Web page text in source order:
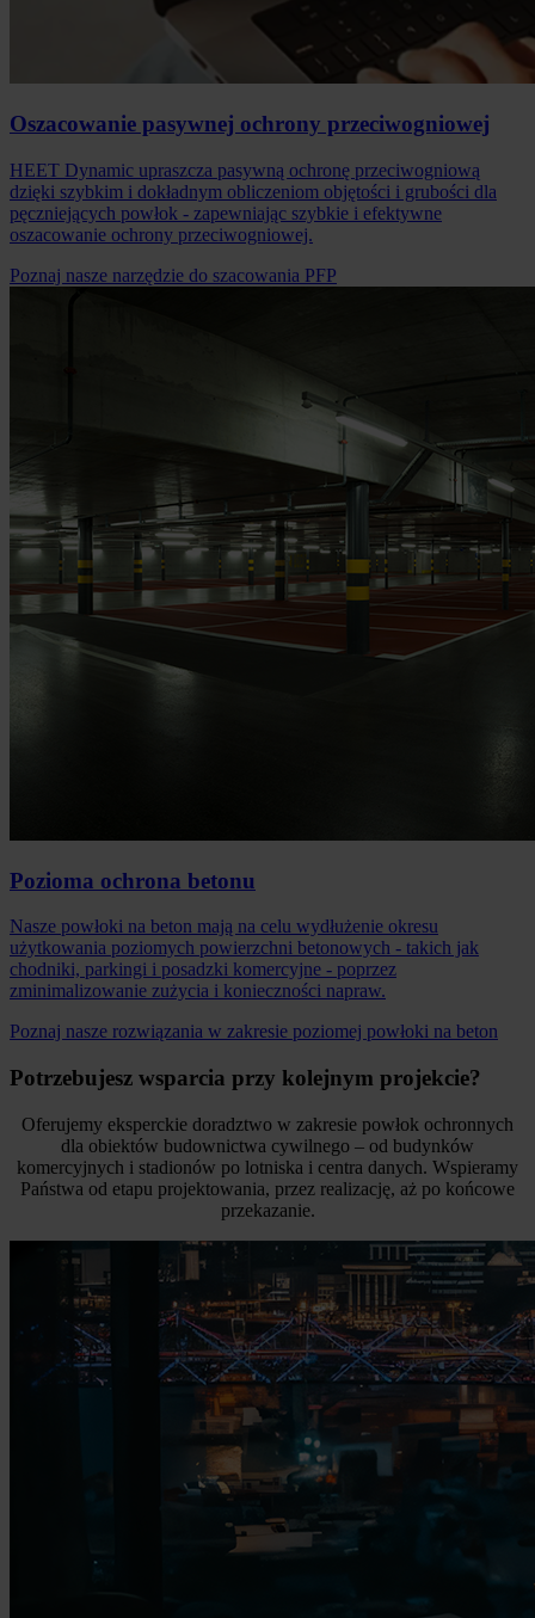
Oszacowanie pasywnej ochrony przeciwogniowej
HEET Dynamic upraszcza pasywną ochronę przeciwogniową
dzięki szybkim i dokładnym obliczeniom objętości i grubości dla
pęczniejących powłok - zapewniając szybkie i efektywne
oszacowanie ochrony przeciwogniowej.
Poznaj nasze narzędzie do szacowania PFP
Pozioma ochrona betonu
Nasze powłoki na beton mają na celu wydłużenie okresu
użytkowania poziomych powierzchni betonowych - takich jak
chodniki, parkingi i posadzki komercyjne - poprzez
zminimalizowanie zużycia i konieczności napraw.
Poznaj nasze rozwiązania w zakresie poziomej powłoki na beton
Potrzebujesz wsparcia przy kolejnym projekcie?
Oferujemy eksperckie doradztwo w zakresie powłok ochronnych
dla obiektów budownictwa cywilnego – od budynków
komercyjnych i stadionów po lotniska i centra danych. Wspieramy
Państwa od etapu projektowania, przez realizację, aż po końcowe
przekazanie.